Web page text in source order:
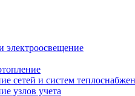
электроосвещение
сетей и систем
узлов учета